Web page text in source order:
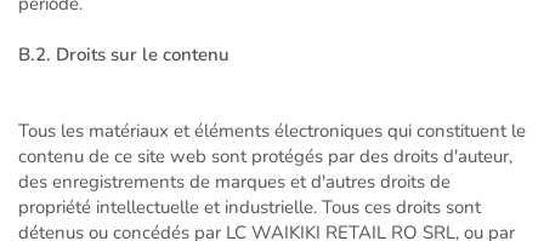
B.2. Droits sur le contenu
Tous les matériaux et éléments électroniques qui constituent le
contenu de ce site web sont protégés par des droits d'auteur,
des enregistrements de marques et d'autres droits de
propriété intellectuelle et industrielle. Tous ces droits sont
détenus ou concédés par LC WAIKIKI RETAIL RO SRL, ou par